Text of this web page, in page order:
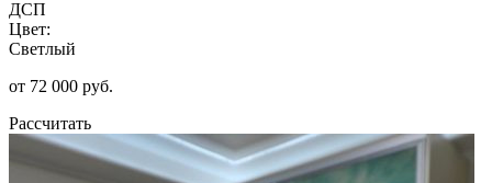
ДСП
Цвет:
Светлый
от 72 000 руб.
Рассчитать